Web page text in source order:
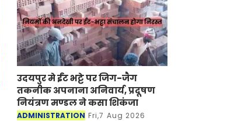
उदयपुर मे ईंट भट्टे पर जिग-जैग
तकनीक अपनाना अनिवार्य, प्रदूषण
नियंत्रण मण्डल ने कसा शिकंजा
ADMINISTRATION Fri,7 Aug 2026